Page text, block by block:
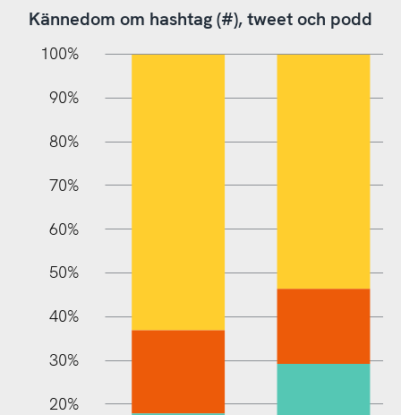
Kännedom om hashtag (#), tweet och podd
10%
100%
90%
80%
70%
60%
50%
40%
30%
20%